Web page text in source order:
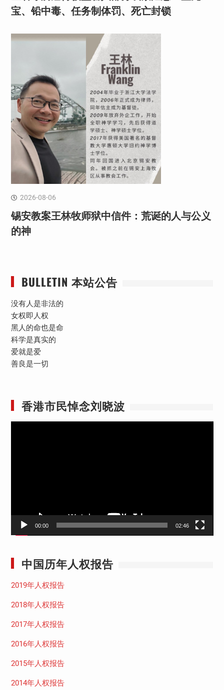
宝、铅中毒、任务制体罚、死亡封锁
2026-08-06
锡安教案王林牧师狱中信件：荒诞的人与公义
的神
BULLETIN 本站公告
没有人是非法的
女权即人权
黑人的命也是命
科学是真实的
爱就是爱
善良是一切
香港市民悼念刘晓波
00:00 02:46
中国历年人权报告
2019年人权报告
2018年人权报告
2017年人权报告
2016年人权报告
2015年人权报告
2014年人权报告